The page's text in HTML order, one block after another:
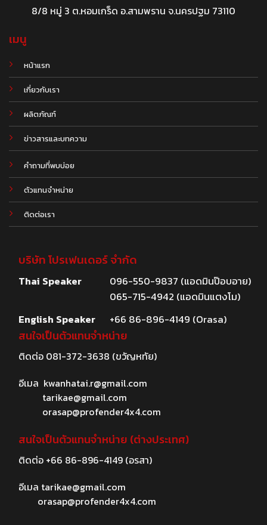
8/8 หมู่ 3 ต.หอมเกร็ด อ.สามพราน จ.นครปฐม 73110
เมนู
หน้าแรก
เกี่ยวกับเรา
ผลิตภัณฑ์
ข่าวสารและบทความ
.
คำถามที่พบบ่อย
ตัวแทนจำหน่าย
ติดต่อเรา
บริษัท โปรเฟนเดอร์ จำกัด
Thai Speaker
096-550-9837 (แอดมินป๊อบอาย)
065-715-4942 (แอดมินแตงโม)
English Speaker
+66 86-896-4149 (Orasa)
สนใจเป็นตัวแทนจำหน่าย
ติดต่อ 081-372-3638 (ขวัญหทัย)
อีเมล kwanhatai.r@gmail.com
tarikae@gmail.com
orasap@profender4x4.com
สนใจเป็นตัวแทนจำหน่าย (ต่างประเทศ)
ติดต่อ +66 86-896-4149(อรสา)
อีเมล tarikae@gmail.com
orasap@profender4x4.com